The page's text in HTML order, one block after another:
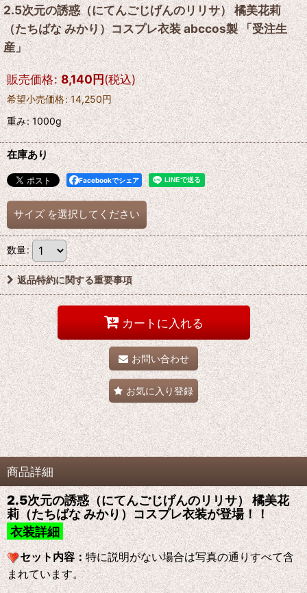
2.5次元の誘惑（にてんごじげんのリリサ） 橘美花莉
（たちばな みかり）コスプレ衣装 abccos製 「受注生
産」
販売価格: 8,140円(税込)
希望小売価格: 14,250円
重み:1000g
在庫あり
Facebookでシェア
サイズ を選択してください
数量:
返品特約に関する重要事項
カートに入れる
お問い合わせ
お気に入り登録
商品詳細
2.5次元の誘惑（にてんごじげんのリリサ） 橘美花
莉（たちばな みかり）コスプレ衣装が登場！！
衣装詳細
セット内容：特に説明がない場合は写真の通りすべて含
まれています。